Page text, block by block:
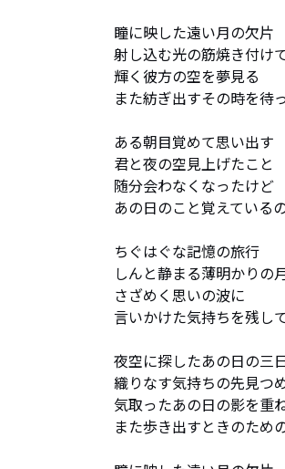
瞳に映した遠い月の欠片
射し込む光の筋焼き付け
輝く彼方の空を夢見る
また紡ぎ出すその時を待
ある朝目覚めて思い出す
君と夜の空見上げたこと
随分会わなくなったけど
あの日のこと覚えている
ちぐはぐな記憶の旅行
しんと静まる薄明かりの
さざめく思いの波に
言いかけた気持ちを残し
夜空に探したあの日の三
織りなす気持ちの先見つ
気取ったあの日の影を重
また歩き出すときのため